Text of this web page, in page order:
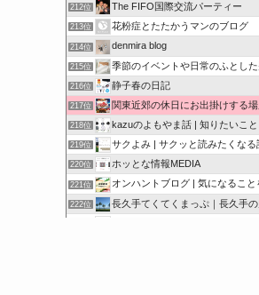
212位 The FIFO国際交流パーティー
213位 花粉症とたたかうマンのブログ
214位 denmira blog
215位 季節のイベントや日常のふとした疑
216位 静子春の日記
217位 関東近郊の休日にお出掛けする
218位 kazuのよもやま話 | 知りたいこと、知っ
219位 サクよみ | サクッと読みたくなる話題の
220位 ホッとな情報MEDIA
221位 オンハントブログ | 気になるこ
222位 長久手てくてくまっぷ｜長久手の魅力を地